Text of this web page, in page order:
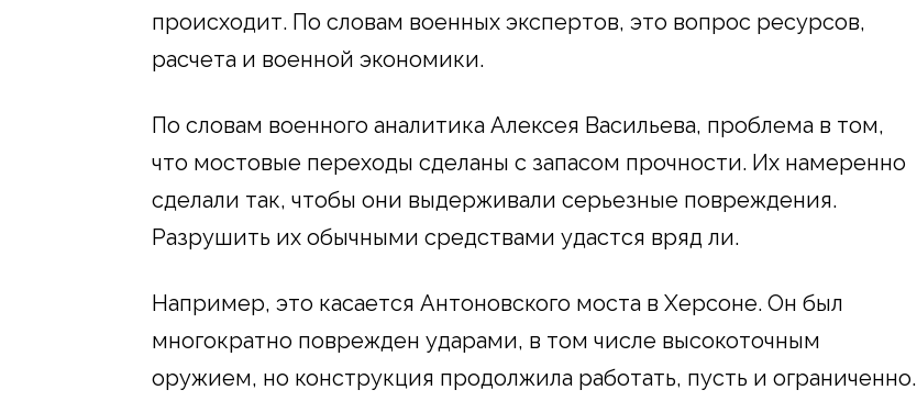
происходит. По словам военных экспертов, это вопрос ресурсов,
расчета и военной экономики.
По словам военного аналитика Алексея Васильева, проблема в том,
что мостовые переходы сделаны с запасом прочности. Их намеренно
сделали так, чтобы они выдерживали серьезные повреждения.
Разрушить их обычными средствами удастся вряд ли.
Например, это касается Антоновского моста в Херсоне. Он был
многократно поврежден ударами, в том числе высокоточным
оружием, но конструкция продолжила работать, пусть и ограниченно.